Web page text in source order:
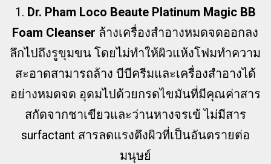
1. Dr. Pham Loco Beaute Platinum Magic BB
Foam Cleanser ล้างเครื่องสำอางหมดจดออกลง
ลึกไปถึงรูขุมขน โดยไม่ทำให้ผิวแห้งโฟมทำความ
สะอาดสามารถล้าง บีบีครีมและเครื่องสำอางได้
อย่างหมดจด อุดมไปด้วยกรดไขมันที่มีคุณค่าสาร
สกัดจากชาเขียวและว่านหางจรเข้ ไม่มีสาร
surfactant สารลดแรงตึงผิวที่เป็นอันตรายต่อ
มนุษย์